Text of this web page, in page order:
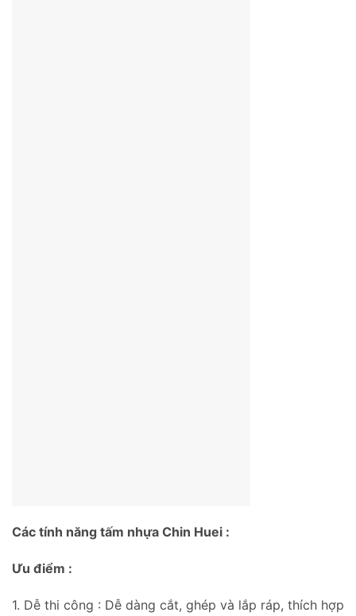
Các tính năng tấm nhựa Chin Huei :
Ưu điểm :
1. Dễ thi công : Dễ dàng cắt, ghép và lắp ráp, thích hợp